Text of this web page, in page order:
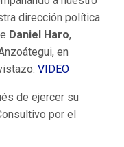
dirección política
Daniel Haro,
en
VIDEO
de ejercer su
por el